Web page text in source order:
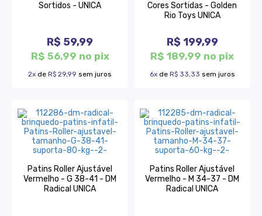
Sortidos - UNICA
R$ 59,99
R$ 56,99 no pix
2x de R$ 29,99 sem juros
Cores Sortidas - Golden
Rio Toys UNICA
R$ 199,99
R$ 189,99 no pix
6xde R$ 33,33 sem juros
Patins Roller Ajustável
Vermelho - G 38-41 - DM
Radical UNICA
Patins Roller Ajustável
Vermelho - M 34-37 - DM
Radical UNICA